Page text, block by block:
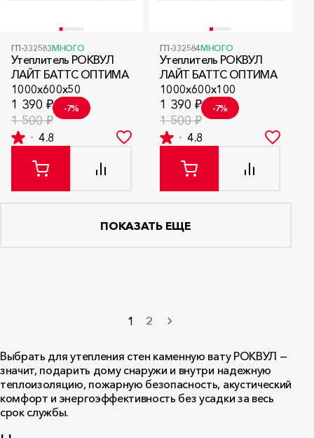
ГП-332583МНОГО
Утеплитель РОКВУЛ
ЛАЙТ БАТТС ОПТИМА
1000x600x50
1 390 ₽
1 500 ₽
-7%
4.8
ГП-332584МНОГО
Утеплитель РОКВУЛ
ЛАЙТ БАТТС ОПТИМА
1000x600x100
1 390 ₽
1 500 ₽
-7%
4.8
ПОКАЗАТЬ ЕЩЕ
1 2
Выбрать для утепления стен каменную вату РОКВУЛ —
значит, подарить дому снаружи и внутри надежную
теплоизоляцию, пожарную безопасность, акустический
комфорт и энергоэффективность без усадки за весь
срок службы.